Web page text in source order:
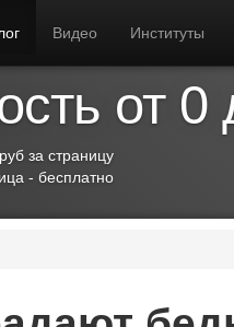
Видео Институты
от 0
за страницу
- бесплатно